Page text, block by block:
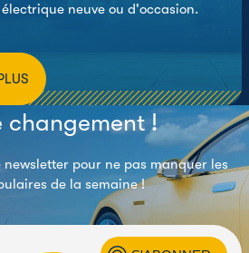
neuve ou d'occasion.
changement !
newsletter pour ne pas manquer les
de la semaine !